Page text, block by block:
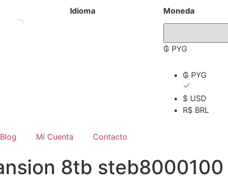
Idioma Moneda
₲ PYG
₲ PYG
$ USD
R$ BRL
Blog Mi Cuenta Contacto
8tb steb8000100